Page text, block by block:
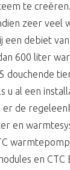
te
zeer veel
een debiet
600 liter
douchende
u al een
de
en
en